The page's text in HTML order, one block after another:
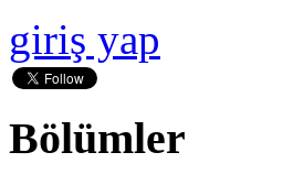
giriş yap
Bölümler